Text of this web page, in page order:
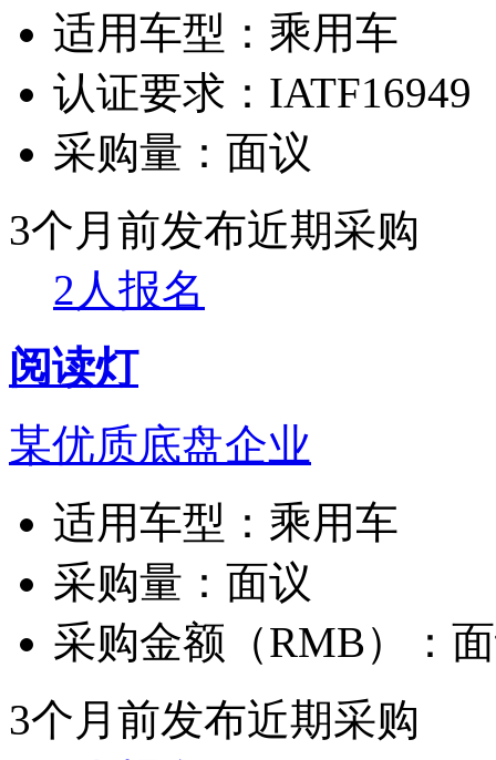
适用车型： 乘用车
认证要求： IATF16949
采购量： 面议
3个月前发布近期采购
2人报名
阅读灯
某优质底盘企业
适用车型： 乘用车
采购量： 面议
采购金额（RMB）：
3个月前发布近期采购